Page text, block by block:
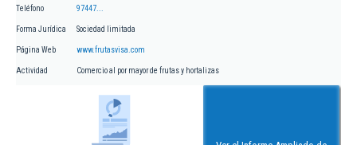
Teléfono 97447...
Forma Jurídica Sociedad limitada
Página Web www.frutasvisa.com
Actividad Comercio al por mayor de frutas y hortalizas